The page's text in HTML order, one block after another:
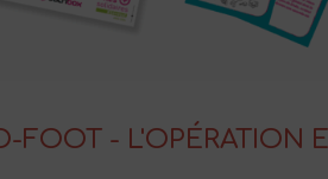
FOOT - L'OPÉRATION